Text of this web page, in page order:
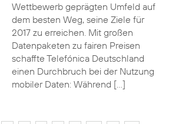
Wettbewerb geprägten Umfeld auf
dem besten Weg, seine Ziele für
2017 zu erreichen. Mit großen
Datenpaketen zu fairen Preisen
schaffte Telefónica Deutschland
einen Durchbruch bei der Nutzung
mobiler Daten: Während […]